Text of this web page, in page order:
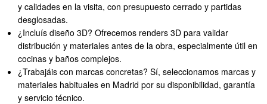
y calidades en la visita, con presupuesto cerrado y partidas
desglosadas.
¿Incluís diseño 3D? Ofrecemos renders 3D para validar
distribución y materiales antes de la obra, especialmente útil en
cocinas y baños complejos.
¿Trabajáis con marcas concretas? Sí, seleccionamos marcas y
materiales habituales en Madrid por su disponibilidad, garantía
y servicio técnico.